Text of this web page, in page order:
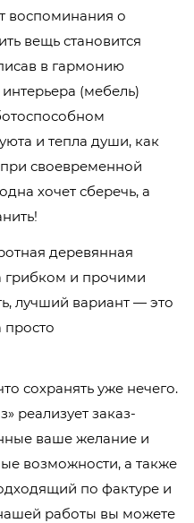
воспоминания о
вещь становится
в гармонию
(мебель)
и тепла души, как
своевременной
хочет сберечь, а
деревянная
грибком и прочими
лучший вариант — это
просто
сохранять уже нечего.
реализует заказ-
ваше желание и
возможности, а также
по фактуре и
работы вы можете